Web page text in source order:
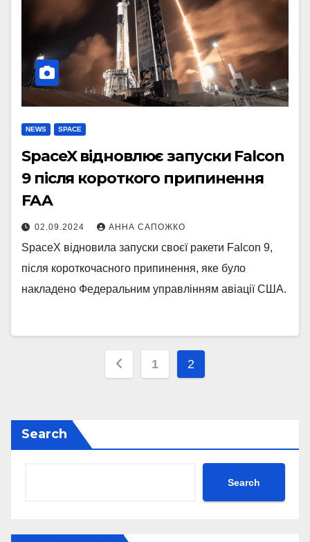
NEWS SPACE
SpaceX відновлює запуски Falcon
9 після короткого припинення
FAA
02.09.2024 АННА САПОЖКО
SpaceX відновила запуски своєї ракети Falcon 9,
після короткочасного припинення, яке було
накладено Федеральним управлінням авіації США.
Posts
1 2
Search
Search